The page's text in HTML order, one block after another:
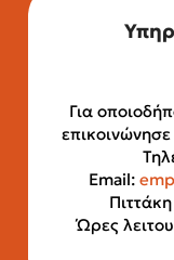
Για
Email:
Ώρες